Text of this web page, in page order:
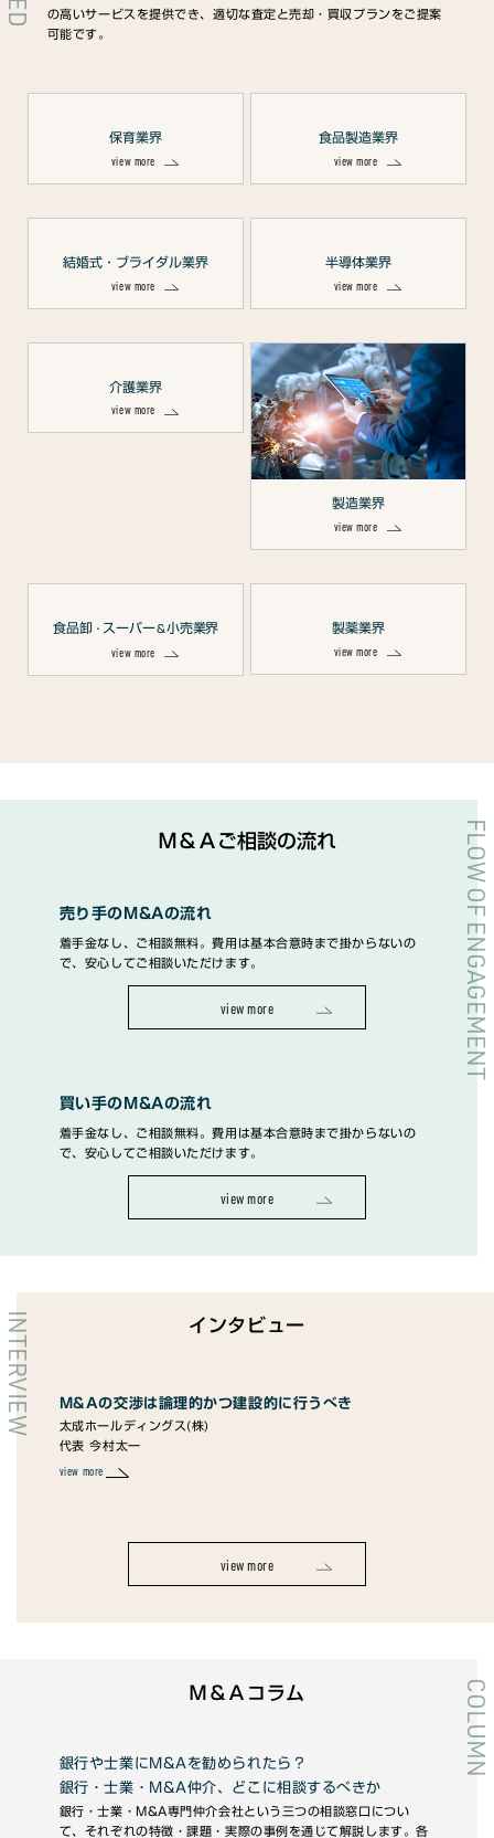
の高いサービスを提供でき、適切な査定と売却・買収プランをご提案
可能です。
保育業界
view more
食品製造業界
view more
結婚式・ブライダル業界
view more
半導体業界
view more
介護業界
view more
製造業界
view more
食品卸 ・ スーパー＆ 小売業界
view more
製薬業界
view more
FLOW OF ENGAGEMENT
Ｍ＆Ａご相談の流れ
売り手のM&Aの流れ
着手金なし、ご相談無料。費用は基本合意時まで掛からないの
で、安心してご相談いただけます。
view more
買い手のM&Aの流れ
着手金なし、ご相談無料。費用は基本合意時まで掛からないの
で、安心してご相談いただけます。
view more
INTERVIEW インタビュー
供 M&Aの交渉は論理的かつ建設的に行うべき
太成ホールディングス(株)
代表 今村太一
view more
view more
COLUMN
Ｍ＆Ａコラム
銀行や士業にM&Aを勧められたら？
銀行・士業・M&A仲介、どこに相談するべきか
銀行・士業・M&A専門仲介会社という三つの相談窓口につい
て、それぞれの特徴・課題・実際の事例を通じて解説します。各
未